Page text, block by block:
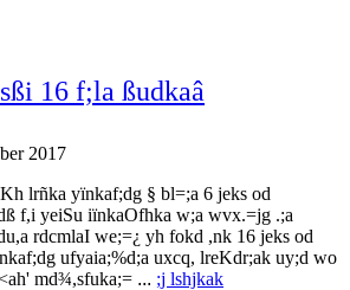
16 f;la ßudkaâ
2017
lrñka yïnkaf;dg § bl=;a 6 jeks od
f,i yeiSu iïnkaOfhka w;a wvx.=jg .;a
rdcmlaI we;=¿ yh fokd ,nk 16 jeks od
ufyaia;%d;a uxcq, lreKdr;ak uy;d wo
md¾,sfuka;= ... ;j lshjkak